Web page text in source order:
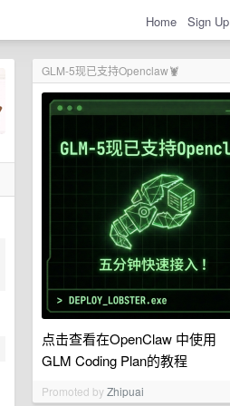
Home Sign Up
GLM-5现已支持Openclaw🦞
点击查看在OpenClaw 中使用
GLM Coding Plan的教程
Promoted byZhipuai